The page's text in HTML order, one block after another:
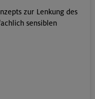
zur Lenkung des
sensiblen